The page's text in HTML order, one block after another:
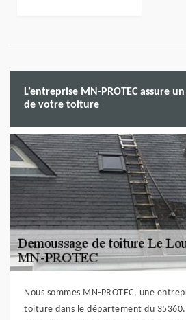
L’entreprise MN-PROTEC assure
de votre toiture
Nous sommes MN-PROTEC, une
toiture dans le département du